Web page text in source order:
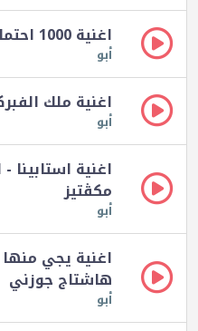
اغنية 1000 احتمال
أبو
اغنية ملك
أبو
اغنية استابينا -
مكڤتيز
أبو
اغنية يجي
هاشتاج جوزني
أبو